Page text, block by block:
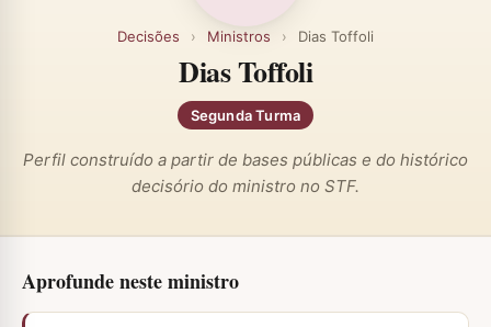
Decisões › Ministros › Dias Toffoli
Dias Toffoli
Segunda Turma
Perfil construído a partir de bases públicas e do histórico
decisório do ministro no STF.
Aprofunde neste ministro